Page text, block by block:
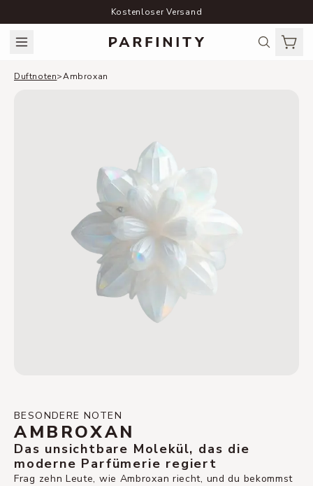
Kostenloser Versand
Duftnoten>Ambroxan
BESONDERE NOTEN
AMBROXAN
Das unsichtbare Molekül, das die
moderne Parfümerie regiert
Frag zehn Leute, wie Ambroxan riecht, und du bekommst